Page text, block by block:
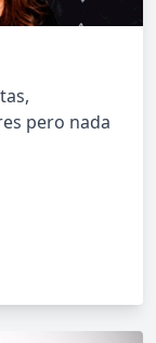
pero nada